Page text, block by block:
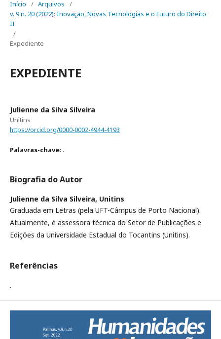
Início / Arquivos
/
v. 9 n. 20 (2022): Inovação, Novas Tecnologias e o Futuro do Direito
II
/
Expediente
EXPEDIENTE
Julienne da Silva Silveira
Unitins
https://orcid.org/0000-0002-4944-4193
Palavras-chave: .
Biografia do Autor
Julienne da Silva Silveira, Unitins
Graduada em Letras (pela UFT-Câmpus de Porto Nacional).
Atualmente, é assessora técnica do Setor de Publicações e
Edições da Universidade Estadual do Tocantins (Unitins).
Referências
.